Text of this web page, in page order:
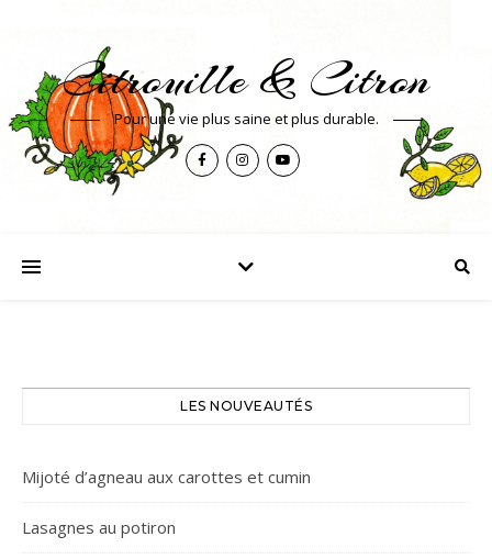
Citrouille & Citron
Pour une vie plus saine et plus durable.
LES NOUVEAUTÉS
Mijoté d’agneau aux carottes et cumin
Lasagnes au potiron